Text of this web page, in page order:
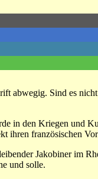
abwegig. Sind es
in den Kriegen und
ihren französischen
Jakobiner im
und solle.